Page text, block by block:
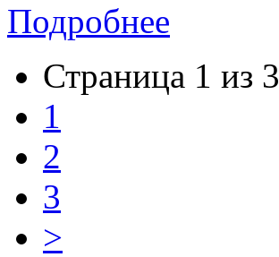
Подробнее
Страница 1 из 3
1
2
3
>